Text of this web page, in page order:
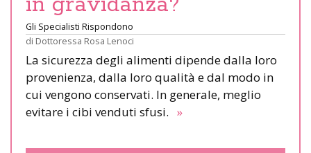
Gli Specialisti Rispondono
di Dottoressa Rosa Lenoci
La sicurezza degli alimenti dipende dalla loro
provenienza, dalla loro qualità e dal modo in
cui vengono conservati. In generale, meglio
evitare i cibi venduti sfusi. »